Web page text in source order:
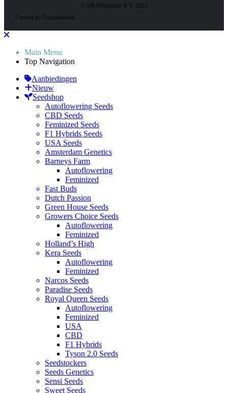
© SR-Wholesale B.V. 2023
Created by Heatmedia.nl
Main Menu
Top Navigation
Aanbiedingen
Nieuw
Seedshop
Autoflowering Seeds
CBD Seeds
Feminized Seeds
F1 Hybrids Seeds
USA Seeds
Amsterdam Genetics
Barneys Farm
Autoflowering
Feminized
Fast Buds
Dutch Passion
Green House Seeds
Growers Choice Seeds
Autoflowering
Feminized
Holland’s High
Kera Seeds
Autoflowering
Feminized
Narcos Seeds
Paradise Seeds
Royal Queen Seeds
Autoflowering
Feminized
USA
CBD
F1 Hybrids
Tyson 2.0 Seeds
Seedstockers
Seeds Genetics
Sensi Seeds
Sweet Seeds